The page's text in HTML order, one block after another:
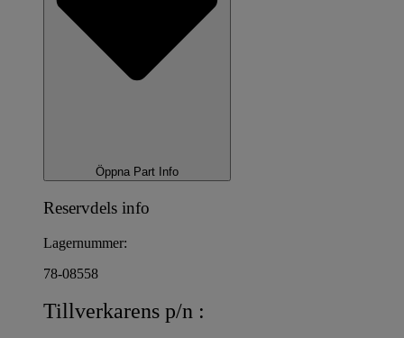
Öppna Part Info
Reservdels info
Lagernummer:
78-08558
Tillverkarens p/n :